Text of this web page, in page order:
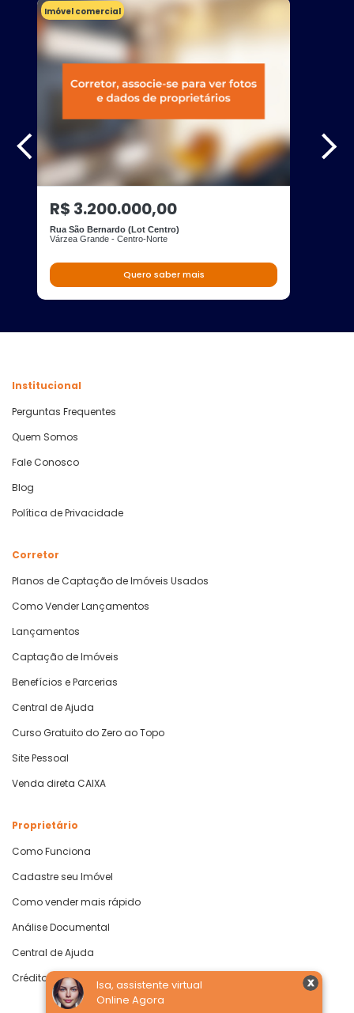
Imóvel comercial
R$ 3.200.000,00
Rua São Bernardo (Lot Centro)
Várzea Grande - Centro-Norte
Quero saber mais
Isa, assistente virtual
Online Agora
Institucional
Perguntas Frequentes
Quem Somos
Fale Conosco
Blog
Política de Privacidade
Corretor
Planos de Captação de Imóveis Usados
Como Vender Lançamentos
Lançamentos
Captação de Imóveis
Benefícios e Parcerias
Central de Ajuda
Curso Gratuito do Zero ao Topo
Site Pessoal
Venda direta CAIXA
Proprietário
Como Funciona
Cadastre seu Imóvel
Como vender mais rápido
Análise Documental
Central de Ajuda
Crédito com Garantia de Imóvel